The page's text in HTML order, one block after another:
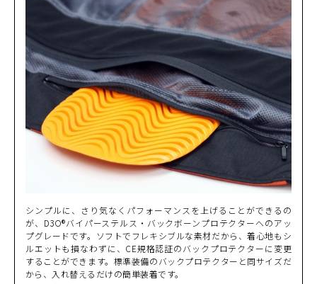
シンプルに、さり気なくパフォーマンスを上げることができるの
が、D3O®バイパーステルス・バックボーンプロテクターへのアッ
プグレードです。ソフトでフレキシブルな素材だから、着心地もシ
ルエットも損なわずに、CE規格認証のバックプロテクターに変更
することができます。標準装備のバックプロテクターと同サイズだ
から、入れ替えるだけの簡単装着です。